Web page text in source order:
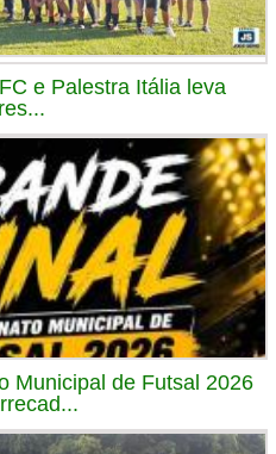
e Palestra Itália leva
Municipal de Futsal 2026